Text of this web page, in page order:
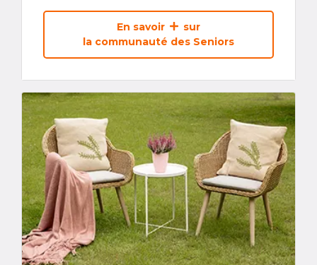
En savoir
sur
la communauté des Seniors